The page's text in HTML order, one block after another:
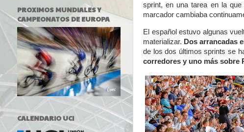
sprint, en una tarea en la que
marcador cambiaba
El español estuvo algunas
materializar. Dos arrancadas
de los dos últimos sprints se
corredores y uno más sobre
PROXIMOS MUNDIALES Y
CAMPEONATOS DE EUROPA
CALENDARIO UCI